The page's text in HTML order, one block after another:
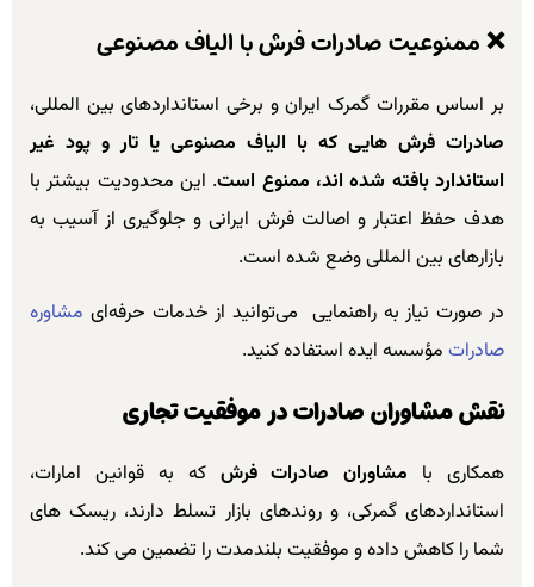
❌ممنوعیت صادرات فرش با الیاف مصنوعی
بر اساس مقررات گمرک ایران و برخی استانداردهای بین المللی،
صادرات فرش هایی که با الیاف مصنوعی یا تار و پود غیر
استاندارد بافته شده اند، ممنوع است. این محدودیت بیشتر با
هدف حفظ اعتبار و اصالت فرش ایرانی و جلوگیری از آسیب به
بازارهای بین المللی وضع شده است.
در صورت نیاز به راهنمایی می‌توانید از خدمات حرفه‌ای مشاوره
صادرات مؤسسه ایده استفاده کنید.
نقش مشاوران صادرات در موفقیت تجاری
همکاری با مشاوران صادرات فرش که به قوانین امارات،
استانداردهای گمرکی، و روندهای بازار تسلط دارند، ریسک های
شما را کاهش داده و موفقیت بلندمدت را تضمین می کند.